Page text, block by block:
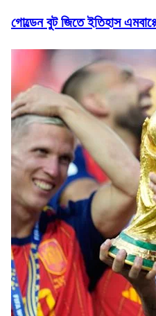
গোল্ডেন বুট জিতে ইতিহাস